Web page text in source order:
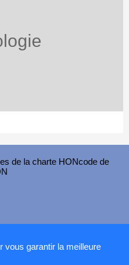
vous garantir la meilleure